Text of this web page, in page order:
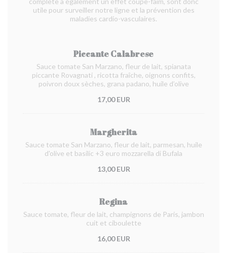
utile pour surveiller notre ligne et la prévention des
maladies cardio-vasculaires.
Piccante Calabrese
Sauce tomate San Marzano, fleur de lait, spianata
piccante Rovagnati , ricotta fraîche, oignons confits,
poivron doux sèches, grana padano, huile d’olive
17,00 EUR
Margherita
Sauce tomate San Marzano, fleur de lait, parmesan, huile
d'olive et basilic +3 euro mozzarella di Bufala
13,00 EUR
Regina
Sauce tomate, fleur de lait, champignons de Paris, jambon
cuit et ciboulette
16,00 EUR